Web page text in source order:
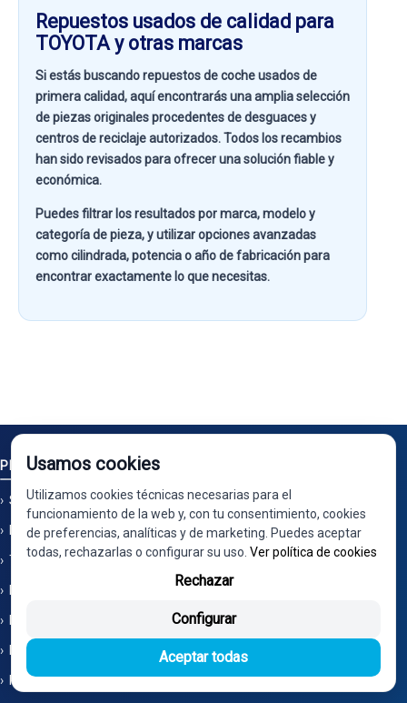
Repuestos usados de calidad para
TOYOTA y otras marcas
Si estás buscandorepuestos de coche usados de
primera calidad, aquí encontrarás una amplia selección
de piezas originales procedentes de desguaces y
centros de reciclaje autorizados. Todos los recambios
han sido revisados para ofrecer una solución fiable y
económica.
Puedes filtrar los resultados pormarca, modelo y
categoría de pieza, y utilizar opciones avanzadas
comocilindrada, potencia o año de fabricaciónpara
encontrar exactamente lo que necesitas.
PIEZAS
Solicitud de piezas
Limpieza por ultrasonidos
También nos encontrarás en Ecoparts
No vendemos en Wallapop - No tenemos tienda
Instrucciones montaje e instalación
Marcas
Referencias OEM
Usamos cookies
Utilizamos cookies técnicas necesarias para el
funcionamiento de la web y, con tu consentimiento, cookies
de preferencias, analíticas y de marketing. Puedes aceptar
todas, rechazarlas o configurar su uso. Ver política de cookies
Rechazar
Configurar
Aceptar todas